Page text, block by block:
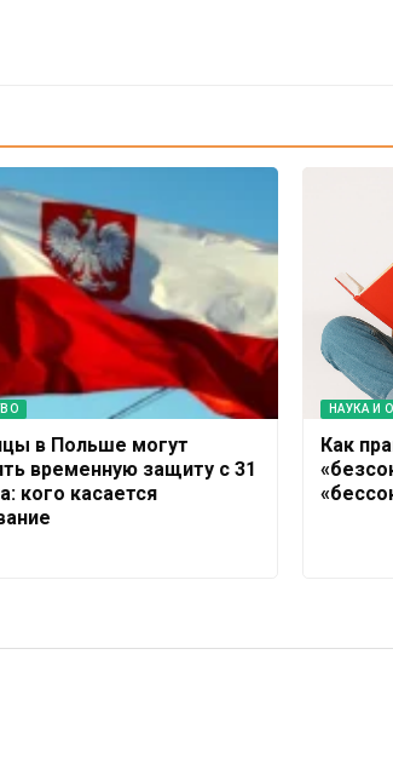
в Польше могут
временную защиту с 31
кого касается
НАУКА И
Как